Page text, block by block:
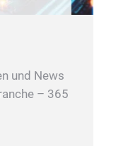
und News
– 365